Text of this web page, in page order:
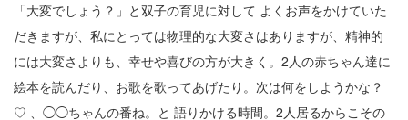
「大変でしょう？」と双子の育児に対して よくお声をかけていた
だきますが、私にとっては物理的な大変さはありますが、精神的
には大変さよりも、幸せや喜びの方が大きく。2人の赤ちゃん達に
絵本を読んだり、お歌を歌ってあげたり。次は何をしようかな？
♡ 、◯◯ちゃんの番ね。と 語りかける時間。2人居るからこその
10
11
12